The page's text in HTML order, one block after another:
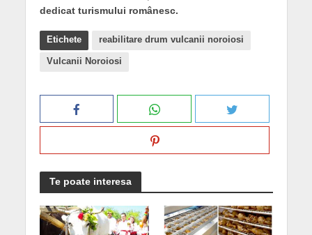
dedicat turismului românesc.
Etichete reabilitare drum vulcanii noroiosi
Vulcanii Noroiosi
Te poate interesa